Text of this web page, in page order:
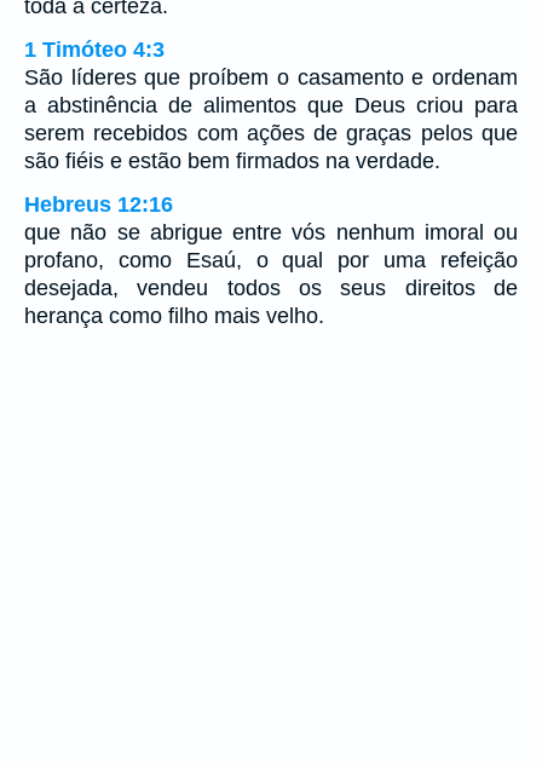
toda a certeza.
1 Timóteo 4:3
São líderes que proíbem o casamento e ordenam
a abstinência de alimentos que Deus criou para
serem recebidos com ações de graças pelos que
são fiéis e estão bem firmados na verdade.
Hebreus 12:16
que não se abrigue entre vós nenhum imoral ou
profano, como Esaú, o qual por uma refeição
desejada, vendeu todos os seus direitos de
herança como filho mais velho.